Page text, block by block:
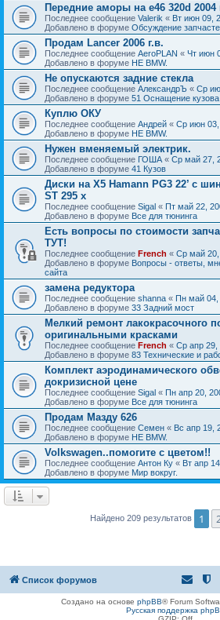
Передние аморы на e46 320d 2004
Последнее сообщение Valerik « Вт июн 09,
Добавлено в форуме Обсуждение
Продам Lancer 2006 г.в.
Последнее сообщение AeroPLAN « Чт июн
Добавлено в форуме НЕ BMW.
Не опускаются задние стекла
Последнее сообщение АлександрЪ « Ср
Добавлено в форуме 51 Оснащение кузова
Куплю ОКУ
Последнее сообщение Андрей « Ср июн 03,
Добавлено в форуме НЕ BMW.
Нужен вменяемый электрик.
Последнее сообщение ГОША « Ср май 27,
Добавлено в форуме 41 Кузов
Диски на X5 Hamann PG3 22’ с
ST 295 x
Последнее сообщение Sigal « Пт май 22,
Добавлено в форуме Все для тюнинга
Есть вопросы по стоимости
ТУТ!
Последнее сообщение French « Ср май 20,
Добавлено в форуме Вопросы - ответы,
сайта
замена редуктора
Последнее сообщение shanna « Пн май 04,
Добавлено в форуме 33 Задний мост
Мелкий ремонт лакокрасочного
оригинальными красками
Последнее сообщение French « Ср апр 29,
Добавлено в форуме 83 Технические и
Комплект аэродинамического
докризисной цене
Последнее сообщение Sigal « Пн апр 20,
Добавлено в форуме Все для тюнинга
Продам Мазду 626
Последнее сообщение Семен « Вс апр 19,
Добавлено в форуме НЕ BMW.
Volkswagen..помогите с цветом!!
Последнее сообщение Антон Ку « Вт апр
Добавлено в форуме Мир вокруг.
Найдено 209 результатов 1
Список форумов
Создано на основе phpBB® Forum
Русская поддержка